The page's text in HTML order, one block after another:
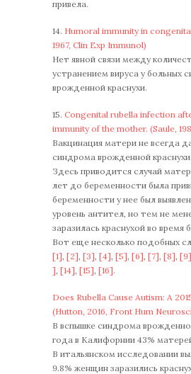
привела.
14. Humoral immunity in
1967, Clin Exp Immunol)
Нет явной связи между
устранением вируса у больных
врожденной краснухи.
15. Congenital rubella infection
immunity of the mother. (Saule,
Вакцинация матери не всегда
синдрома врожденной краснухи
Здесь приводится случай
лет до беременности была
беременности у нее был
уровень антител, но тем не
заразилась краснухой во время
Вот еще несколько подобных
[1] [2] [3] [4] [5] [6] [7] [8] [9]
] [14] [15] [16].
Does Rubella Cause Autism: A
(Hutton, 2016, Front Hum
В вспышке синдрома
года в Калифорнии 43%
В итальянском исследовании
9.8% женщин заразились